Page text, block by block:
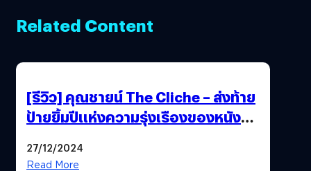
Related Content
[รีวิว] คุณชายน์ The Cliche – ส่งท้าย
ป้ายยิ้มปีแห่งความรุ่งเรืองของหนัง
27/12/2024
Read More